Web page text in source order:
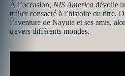
À l’occasion, NIS America dévoile
trailer consacré à l’histoire du titre.
l’aventure de Nayuta et ses amis,
travers différents mondes.